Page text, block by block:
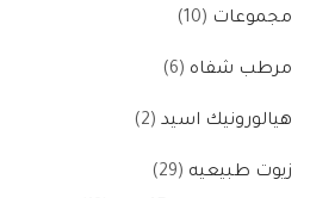
مجموعات 10
مرطب شفاه 6
هيالورونيك اسيد 2
زيوت طبيعيه
29